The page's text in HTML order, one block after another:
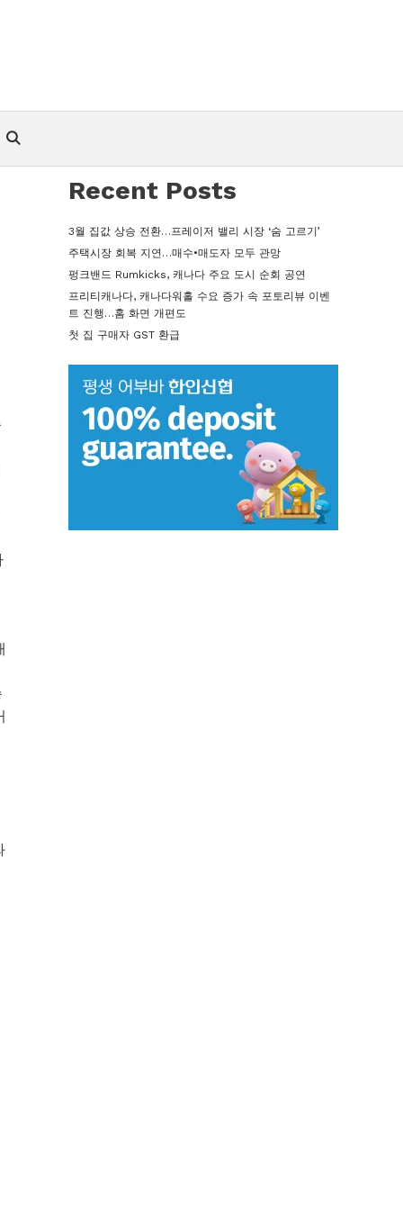
Recent Posts
3월 집값 상승 전환…프레이저 밸리 시장 ‘숨 고르기’
주택시장 회복 지연…매수•매도자 모두 관망
펑크밴드 Rumkicks, 캐나다 주요 도시 순회 공연
프리티캐나다, 캐나다워홀 수요 증가 속 포토리뷰 이벤
트 진행…홈 화면 개편도
첫 집 구매자 GST 환급